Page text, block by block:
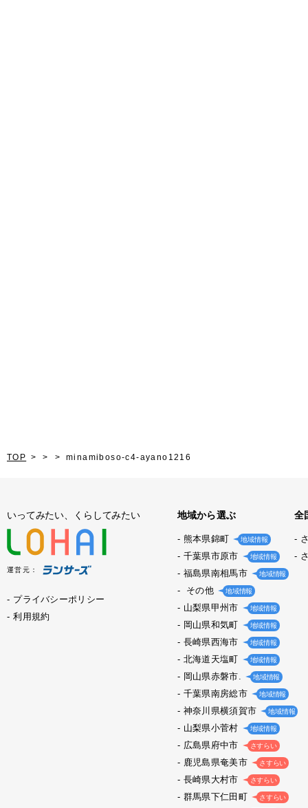
TOP minamiboso-c4-ayano1216
いってみたい、くらしてみたい
運営元：
プライバシーポリシー
利用規約
地域から選ぶ
熊本県錦町 地域情報
千葉県市原市 地域情報
福島県南相馬市 地域情報
その他 地域情報
山梨県甲州市 地域情報
岡山県和気町 地域情報
長崎県西海市 地域情報
北海道天塩町 地域情報
岡山県赤磐市. 地域情報
千葉県南房総市 地域情報
神奈川県横須賀市 地域情報
山梨県小菅村 地域情報
広島県府中市 さすらい
鹿児島県奄美市 さすらい
長崎県大村市 さすらい
群馬県下仁田町 さすらい
全